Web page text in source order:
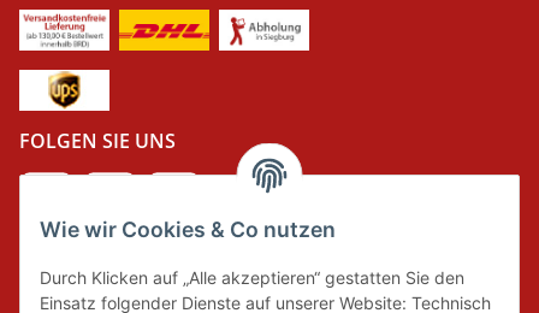
Wie wir Cookies & Co nutzen
Durch Klicken auf „Alle akzeptieren“ gestatten Sie den
Einsatz folgender Dienste auf unserer Website: Technisch
FOLGEN SIE UNS
Wir tragen Verantwortung und erfüllen unsere